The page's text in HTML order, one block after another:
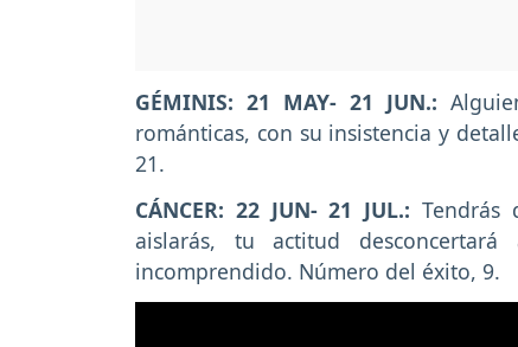
GÉMINIS: 21 MAY- 21 JUN.:
románticas, con su insistencia y
21.
CÁNCER: 22 JUN- 21 JUL.: Tendrás
aislarás, tu actitud
incomprendido. Número del éxito, 9.